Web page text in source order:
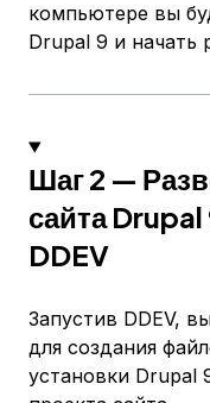
компьютере вы
Drupal 9 и начать
Шаг 2 —
сайта
DDEV
Запустив DDEV,
для создания
установки Drupal